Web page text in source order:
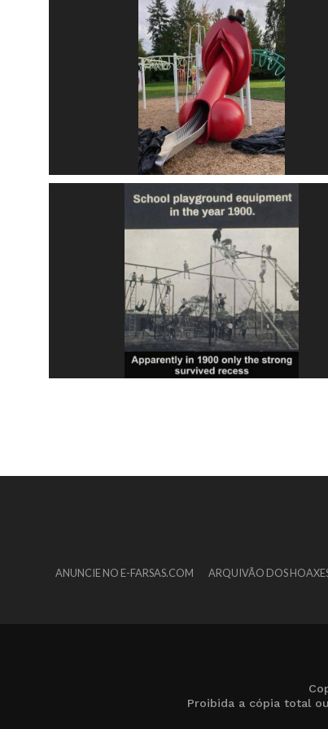
ANUNCIE NO E-FARSAS.COM ARQUIVÃO DOS
Proibida a cópia total